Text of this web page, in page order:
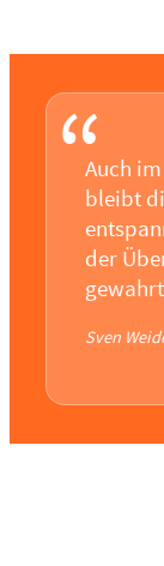
“Auch
bleibt
der
Sven